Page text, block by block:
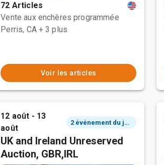
72 Articles
Vente aux enchères programmée
Perris, CA + 3 plus
Voir les articles
12 août - 13
août
2 événement du jour
UK and Ireland Unreserved
Auction, GBR,IRL